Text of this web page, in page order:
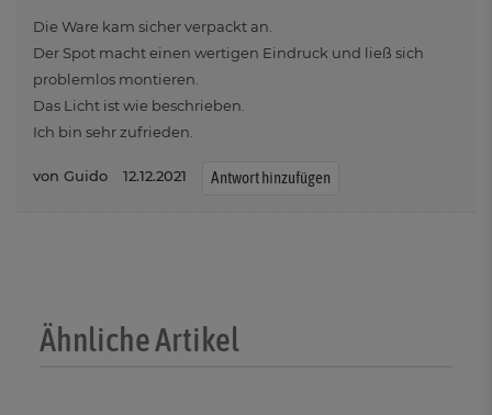
Die Ware kam sicher verpackt an.
Der Spot macht einen wertigen Eindruck und ließ sich
problemlos montieren.
Das Licht ist wie beschrieben.
Ich bin sehr zufrieden.
Guido 12.12.2021 Antwort hinzufügen
Ähnliche Artikel